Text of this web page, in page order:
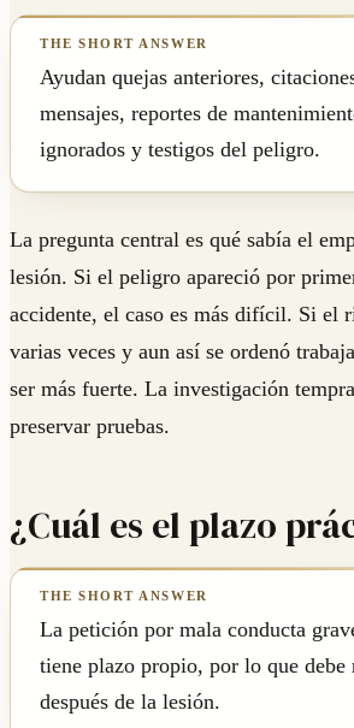
Ayudan quejas anteriores,
mensajes, reportes de
ignorados y testigos del peligro.
La pregunta central es qué sabía el
lesión. Si el peligro apareció por
accidente, el caso es más difícil. Si el
varias veces y aun así se ordenó
ser más fuerte. La investigación
preservar pruebas.
¿Cuál es el plazo
La petición por mala conducta
tiene plazo propio, por lo que debe
después de la lesión.